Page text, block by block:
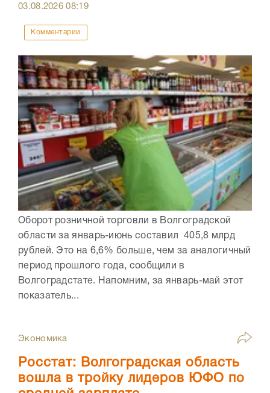
03.08.202608:19
Комментарии
Оборот розничной торговли в Волгоградской
области за январь-июнь составил 405,8 млрд
рублей. Это на 6,6% больше, чем за аналогичный
период прошлого года, сообщили в
Волгоградстате. Напомним, за январь-май этот
показатель...
Экономика
Росстат: Волгоградская область
вошла в тройку лидеров ЮФО по